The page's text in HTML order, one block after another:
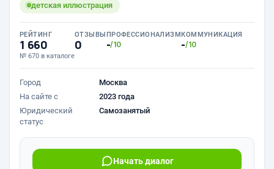
детская иллюстрация
РЕЙТИНГ
1 660
№ 670 в каталоге
ОТЗЫВЫ
0
ПРОФЕССИОНАЛИЗМ
-/10
КОММУНИКАЦИЯ
-/10
Город
Москва
На сайте с
2023 года
Юридический
статус
Самозанятый
Начать диалог